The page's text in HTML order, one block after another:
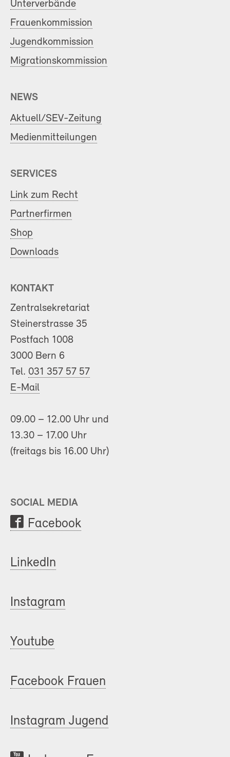
Unterverbände
Frauenkommission
Jugendkommission
Migrationskommission
NEWS
Aktuell/SEV-Zeitung
Medienmitteilungen
SERVICES
Link zum Recht
Partnerfirmen
Shop
Downloads
KONTAKT
Zentralsekretariat
Steinerstrasse 35
Postfach 1008
3000 Bern 6
Tel. 031 357 57 57
E-Mail
09.00 – 12.00 Uhr und
13.30 – 17.00 Uhr
(freitags bis 16.00 Uhr)
SOCIAL MEDIA
Facebook
LinkedIn
Instagram
Youtube
Facebook Frauen
Instagram Jugend